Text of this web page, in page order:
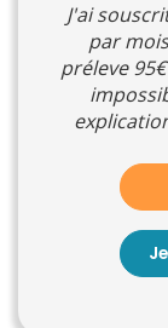
J'ai
par
préleve